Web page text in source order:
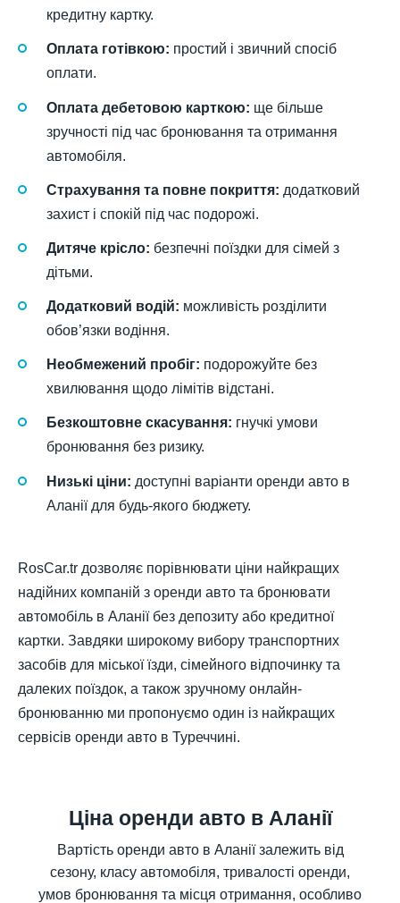
кредитну картку.
Оплата готівкою: простий і звичний спосіб
оплати.
Оплата дебетовою карткою: ще більше
зручності під час бронювання та отримання
автомобіля.
Страхування та повне покриття: додатковий
захист і спокій під час подорожі.
Дитяче крісло: безпечні поїздки для сімей з
дітьми.
Додатковий водій: можливість розділити
обов’язки водіння.
Необмежений пробіг: подорожуйте без
хвилювання щодо лімітів відстані.
Безкоштовне скасування: гнучкі умови
бронювання без ризику.
Низькі ціни: доступні варіанти оренди авто в
Аланії для будь-якого бюджету.
RosCar.tr дозволяє порівнювати ціни найкращих
надійних компаній з оренди авто та бронювати
автомобіль в Аланії без депозиту або кредитної
картки. Завдяки широкому вибору транспортних
засобів для міської їзди, сімейного відпочинку та
далеких поїздок, а також зручному онлайн-
бронюванню ми пропонуємо один із найкращих
сервісів оренди авто в Туреччині.
Ціна оренди авто в Аланії
Вартість оренди авто в Аланії залежить від
сезону, класу автомобіля, тривалості оренди,
умов бронювання та місця отримання, особливо